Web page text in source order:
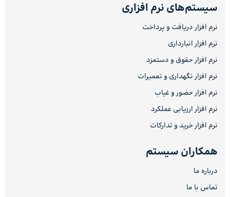
سیستم‌های نرم افزاری
نرم افزار دریافت و پرداخت
نرم افزار انبارداری
نرم افزار حقوق و دستمزد
نرم افزار نگهداری و تعمیرات
نرم افزار حضور و غیاب
نرم افزار ارزیابی عملکرد
نرم افزار خرید و تدارکات
همکاران سیستم
درباره ما
تماس با ما